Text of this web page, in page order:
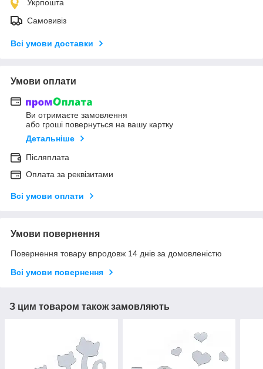
Укрпошта
Самовивіз
Всі умови доставки
Умови оплати
Ви отримаєте замовлення
або гроші повернуться на вашу картку
Детальніше
Післяплата
Оплата за реквізитами
Всі умови оплати
Умови повернення
Повернення товару впродовж 14 днів за домовленістю
Всі умови повернення
З цим товаром також замовляють